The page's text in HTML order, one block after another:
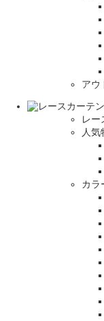
アウ
レー
人気
カラ